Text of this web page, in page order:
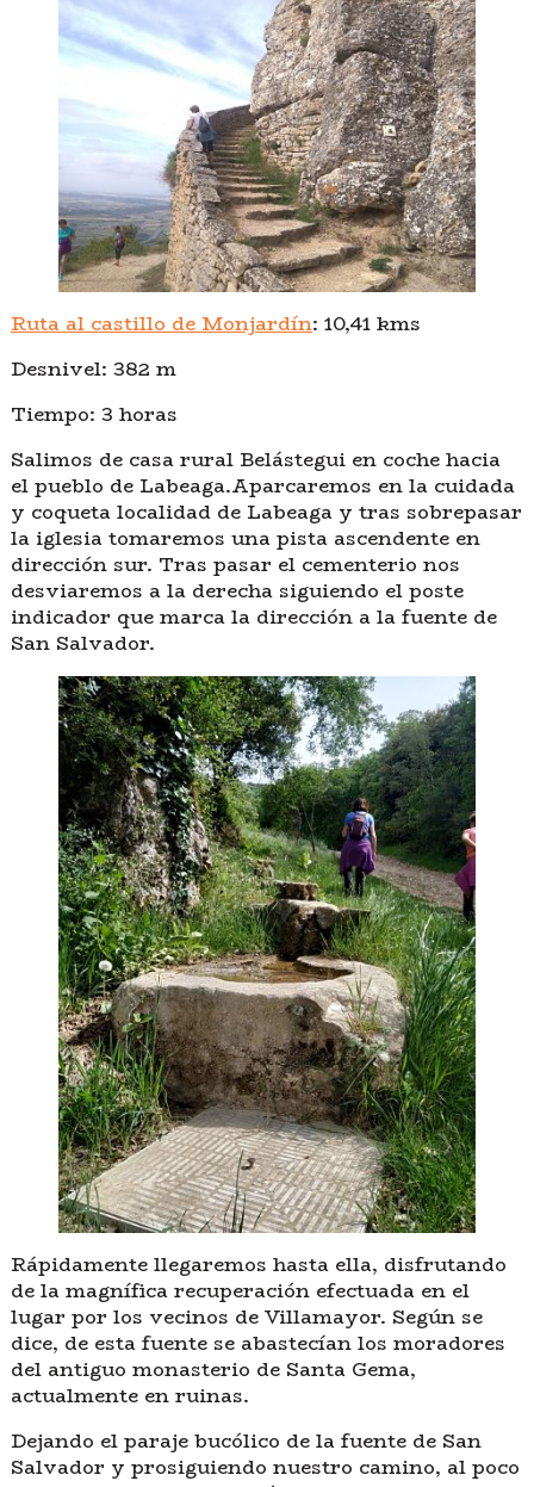
Ruta al castillo de Monjardín: 10,41 kms
Desnivel: 382 m
Tiempo: 3 horas
Salimos de casa rural Belástegui en coche hacia
el pueblo de Labeaga.Aparcaremos en la cuidada
y coqueta localidad de Labeaga y tras sobrepasar
la iglesia tomaremos una pista ascendente en
dirección sur. Tras pasar el cementerio nos
desviaremos a la derecha siguiendo el poste
indicador que marca la dirección a la fuente de
San Salvador.
Rápidamente llegaremos hasta ella, disfrutando
de la magnífica recuperación efectuada en el
lugar por los vecinos de Villamayor. Según se
dice, de esta fuente se abastecían los moradores
del antiguo monasterio de Santa Gema,
actualmente en ruinas.
Dejando el paraje bucólico de la fuente de San
Salvador y prosiguiendo nuestro camino, al poco